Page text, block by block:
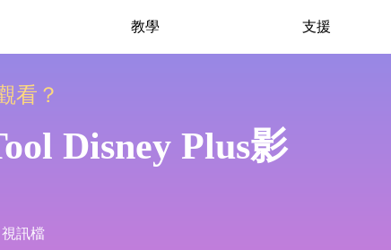
教學 支援
看？
Disney Plus影
訊檔